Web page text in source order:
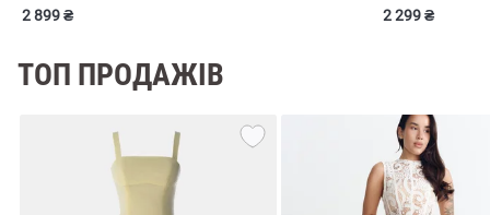
2 899 ₴ 2 299 ₴
ТОП ПРОДАЖІВ